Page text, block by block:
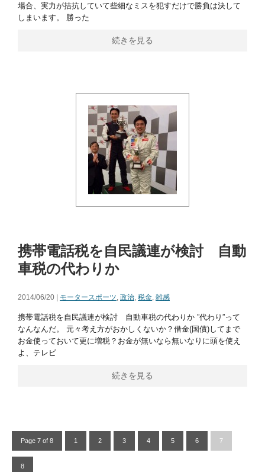
場合、実力が拮抗していて些細なミスを犯すだけで勝負は決して
しまいます。 勝った
続きを見る
携帯電話税を自民議連が検討 自動
車税の代わりか
2014/06/20 | モータースポーツ, 政治, 税金, 雑感
携帯電話税を自民議連が検討 自動車税の代わりか ”代わり”って
なんなんだ。 元々考え方がおかしくないか？借金(国債)してまで
お金使っておいて更に増税？お金が無いなら無いなりに頭を使え
よ、テレビ
続きを見る
Page 7 of 8 1 2 3 4 5 6 7
8